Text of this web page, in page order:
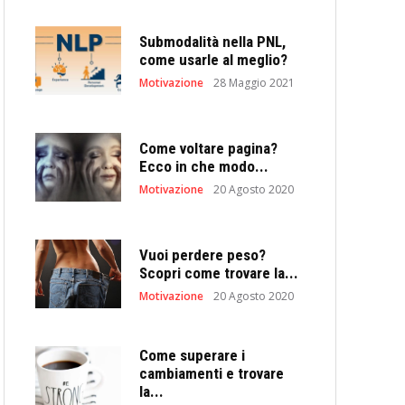
Submodalità nella PNL,
come usarle al meglio?
Motivazione 28 Maggio 2021
Come voltare pagina?
Ecco in che modo...
Motivazione 20 Agosto 2020
Vuoi perdere peso?
Scopri come trovare la...
Motivazione 20 Agosto 2020
Come superare i
cambiamenti e trovare
la...